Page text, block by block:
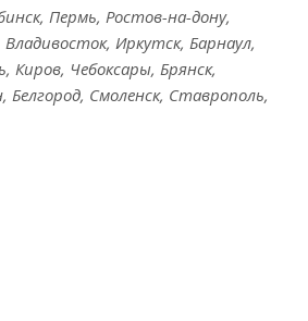
Пермь, Ростов-на-дону,
Иркутск, Барнаул,
Киров, Чебоксары, Брянск,
Белгород, Смоленск, Ставрополь,